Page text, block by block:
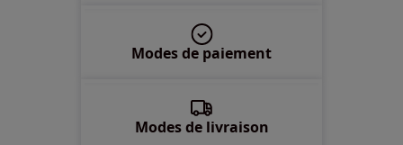
Modes de paiement
Modes de livraison